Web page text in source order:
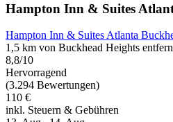
Hampton Inn & Suites
Hampton Inn & Suites Atlanta
1,5 km von Buckhead Heights
8,8/10
Hervorragend
(3.294 Bewertungen)
110 €
inkl. Steuern & Gebühren